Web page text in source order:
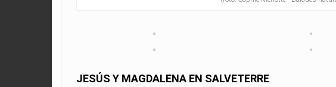
JESÚS Y MAGDALENA EN SALVETERRE